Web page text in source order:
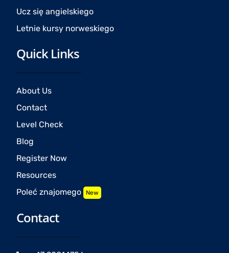
Ucz się angielskiego
Letnie kursy norweskiego
Quick Links
About Us
Contact
Level Check
Blog
Register Now
Resources
Poleć znajomego New
Contact